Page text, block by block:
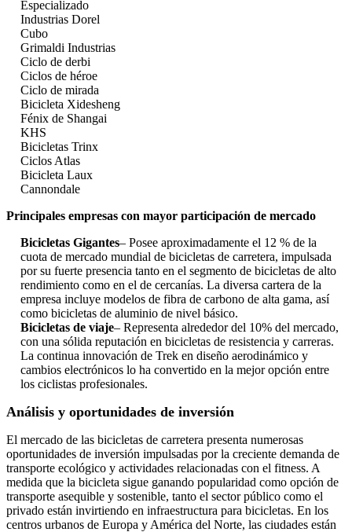
Especializado
Industrias Dorel
Cubo
Grimaldi Industrias
Ciclo de derbi
Ciclos de héroe
Ciclo de mirada
Bicicleta Xidesheng
Fénix de Shangai
KHS
Bicicletas Trinx
Ciclos Atlas
Bicicleta Laux
Cannondale
Principales empresas con mayor participación de mercado
Bicicletas Gigantes– Posee aproximadamente el 12 % de la
cuota de mercado mundial de bicicletas de carretera, impulsada
por su fuerte presencia tanto en el segmento de bicicletas de alto
rendimiento como en el de cercanías. La diversa cartera de la
empresa incluye modelos de fibra de carbono de alta gama, así
como bicicletas de aluminio de nivel básico.
Bicicletas de viaje– Representa alrededor del 10% del mercado,
con una sólida reputación en bicicletas de resistencia y carreras.
La continua innovación de Trek en diseño aerodinámico y
cambios electrónicos lo ha convertido en la mejor opción entre
los ciclistas profesionales.
Análisis y oportunidades de inversión
El mercado de las bicicletas de carretera presenta numerosas
oportunidades de inversión impulsadas por la creciente demanda de
transporte ecológico y actividades relacionadas con el fitness. A
medida que la bicicleta sigue ganando popularidad como opción de
transporte asequible y sostenible, tanto el sector público como el
privado están invirtiendo en infraestructura para bicicletas. En los
centros urbanos de Europa y América del Norte, las ciudades están